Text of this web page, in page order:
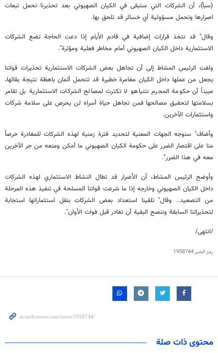
(سبأ)، أن الشركات التي ستبقى في الكيان الصهيوني بعد تحذيرنا تحمل تبعات
اصرارها وتحمل مسؤولية أي خسائر قد تلحق بها.
وقال" قد نتخذ قرارات إضافية في قادم الأيام إذا دعت الحاجة تضع الشركات
الاستثمارية داخل الكيان الصهيوني أمام مخاطر فعلية ومؤثرة".
ولفت الرئيس المشاط إلى أن تجاهل بعض الشركات الاستثمارية تحذيرات قواتنا
يجعل من عملها داخل الكيان مغامرة خطيرة قد تتحمل أثمان باهظة نتيجة بقائها،
مبيناً أن حكومة المجرم نتنياهو لا تكترث لمصالح الشركات الاستثمارية بل تقامر
بسلامتها لتحقيق مصالحها فمن تجاهل حياة أسراه لن يحرص على سلامة شركات
واستثمارات الآخرين.
وأضاف" سنوجه الجهات المعنية لتحديد فترة زمنية لهذه الشركات للمغادرة حرصاً
منا على اقتصار الضرر على حكومة الكيان الصهيوني ما أمكن ومنعه من جر الآخرين
معه في هذا الضرر".
وأوضح الرئيس المشاط، أن الأضرار قد تطال النشاط الاستثماري لهذه الشركات
داخل الكيان الصهيوني وخارجه إذا ما شرعت قواتنا المسلحة في تنفيذ هذه المرحلة
من التصعيد.. وقال" تلقينا استعداد بعض الشركات بنقل استثماراتها استجابة
لتحذيراتنا السابقة وننصح البقية أن تغادر قبل فوات الأوان".
/انتهى/
رمز الخبر1958744
محتوى ذات صلة